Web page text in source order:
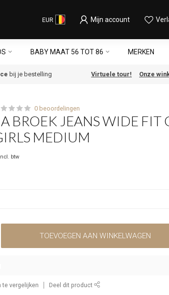
EUR Mijn account
BABY MAAT 56 TOT 86 MERKEN
bij je bestelling Virtuele tour! Onze
0 beoordelingen
BROEK JEANS WIDE FIT
MEDIUM
btw
TOEVOEGEN AAN WINKELWAGEN
te vergelijken Deel dit product